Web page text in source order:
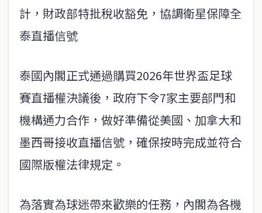
計，財政部特批稅收豁免，協調衛星保障全
泰直播信號
泰國內閣正式通過購買2026年世界盃足球
賽直播權決議後，政府下令7家主要部門和
機構通力合作，做好準備從美國、加拿大和
墨西哥接收直播信號，確保按時完成並符合
國際版權法律規定。
為落實為球迷帶來歡樂的任務，內閣為各機